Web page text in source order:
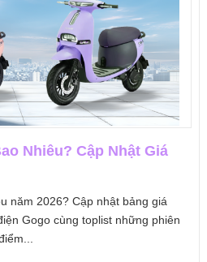
Nhiêu? Cập Nhật Giá
năm 2026? Cập nhật bảng giá
Gogo cùng toplist những phiên